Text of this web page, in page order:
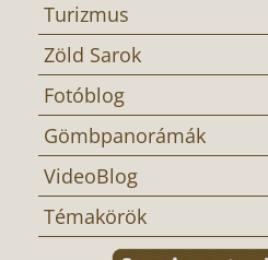
Turizmus
Zöld Sarok
Fotóblog
Gömbpanorámák
VideoBlog
Témakörök